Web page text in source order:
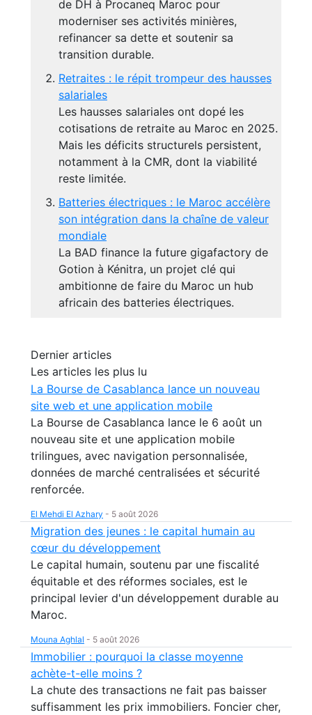
de DH à Procaneq Maroc pour
moderniser ses activités minières,
refinancer sa dette et soutenir sa
transition durable.
Retraites : le répit trompeur des hausses
salariales
Les hausses salariales ont dopé les
cotisations de retraite au Maroc en 2025.
Mais les déficits structurels persistent,
notamment à la CMR, dont la viabilité
reste limitée.
Batteries électriques : le Maroc accélère
son intégration dans la chaîne de valeur
mondiale
La BAD finance la future gigafactory de
Gotion à Kénitra, un projet clé qui
ambitionne de faire du Maroc un hub
africain des batteries électriques.
Dernier articles
Les articles les plus lu
La Bourse de Casablanca lance un nouveau
site web et une application mobile
La Bourse de Casablanca lance le 6 août un
nouveau site et une application mobile
trilingues, avec navigation personnalisée,
données de marché centralisées et sécurité
renforcée.
El Mehdi El Azhary - 5 août 2026
Migration des jeunes : le capital humain au
cœur du développement
Le capital humain, soutenu par une fiscalité
équitable et des réformes sociales, est le
principal levier d'un développement durable au
Maroc.
Mouna Aghlal - 5 août 2026
Immobilier : pourquoi la classe moyenne
achète-t-elle moins ?
La chute des transactions ne fait pas baisser
suffisamment les prix immobiliers. Foncier cher,